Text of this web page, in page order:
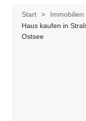
Start
Immobilien
Haus kaufen in
Ostsee